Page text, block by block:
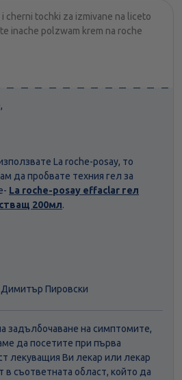
cherni tochki za izmivane na liceto
inache polzwam krem na roche
La roche-posay, то
да пробвате техния гел за
La roche-posay effaclar гел
200мл.
Пировски
задълбочаване на симптомите,
да посетите при първа
лекуващия Ви лекар или лекар
в съответната област, който да